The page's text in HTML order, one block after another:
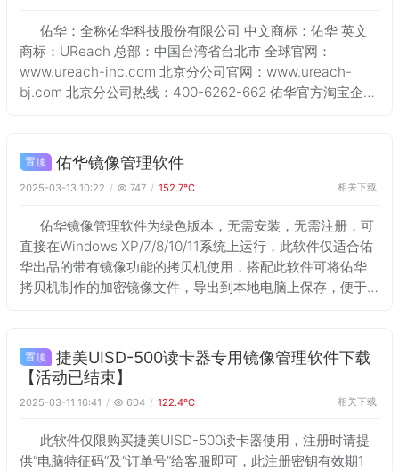
佑华：全称佑华科技股份有限公司 中文商标：佑华 英文
商标：UReach 总部：中国台湾省台北市 全球官网：
www.ureach-inc.com 北京分公司官网：www.ureach-
bj.com 北京分公司热线：400-6262-662 佑华官方淘宝企业
置顶 佑华镜像管理软件
2025-03-13 10:22 747 152.7℃ 相关下载
佑华镜像管理软件为绿色版本，无需安装，无需注册，可
直接在Windows XP/7/8/10/11系统上运行，此软件仅适合佑
华出品的带有镜像功能的拷贝机使用，搭配此软件可将佑华
拷贝机制作的加密镜像文件，导出到本地电脑上保存，便于
置顶
捷美UISD-500读卡器专用镜像管理软件下载
【活动已结束】
2025-03-11 16:41 604 122.4℃ 相关下载
此软件仅限购买捷美UISD-500读卡器使用，注册时请提
供“电脑特征码”及“订单号”给客服即可，此注册密钥有效期1